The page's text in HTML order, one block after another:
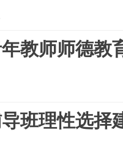
教师师德教
班理性选择